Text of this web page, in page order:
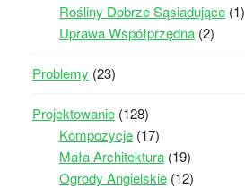
Rośliny Dobrze Sąsiadujące(1)
Uprawa Współprzędna(2)
Problemy (23)
Projektowanie(128)
Kompozycje(17)
Mała Architektura(19)
Ogrody Angielskie(12)